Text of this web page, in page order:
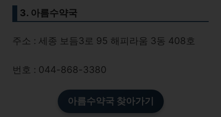
3. 아름수약국
주소 : 세종 보듬3로 95 해피라움 3동 408호
번호 : 044-868-3380
아름수약국 찾아가기